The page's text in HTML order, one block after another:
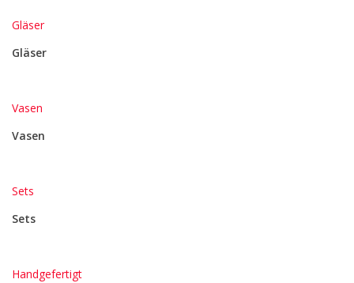
Gläser
Gläser
Vasen
Vasen
Sets
Sets
Handgefertigt